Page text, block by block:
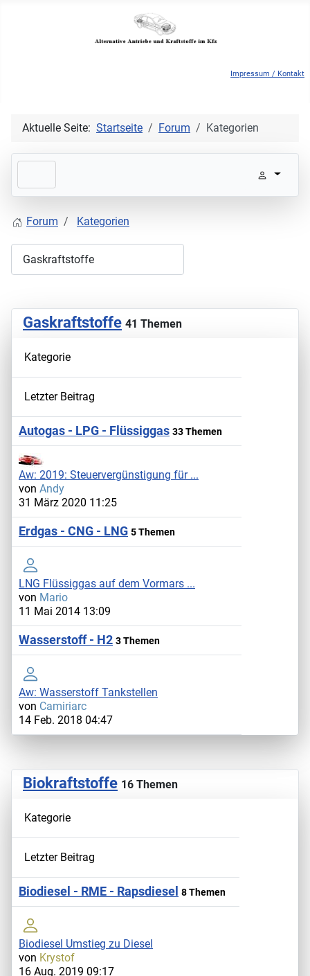
Impressum / Kontakt
Aktuelle Seite: Startseite Forum Kategorien
Forum Kategorien
Gaskraftstoffe 41 Themen
Kategorie
Letzter Beitrag
Autogas - LPG - Flüssiggas 33 Themen
Aw: 2019: Steuervergünstigung für ...
von Andy
31 März 2020 11:25
Erdgas - CNG - LNG 5 Themen
LNG Flüssiggas auf dem Vormars ...
von Mario
11 Mai 2014 13:09
Wasserstoff - H2 3 Themen
Aw: Wasserstoff Tankstellen
von Camiriarc
14 Feb. 2018 04:47
Biokraftstoffe 16 Themen
Kategorie
Letzter Beitrag
Biodiesel - RME - Rapsdiesel 8 Themen
Biodiesel Umstieg zu Diesel
von Krystof
16 Aug. 2019 09:17